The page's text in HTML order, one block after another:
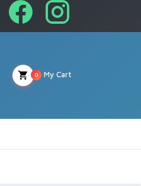
My Cart
0